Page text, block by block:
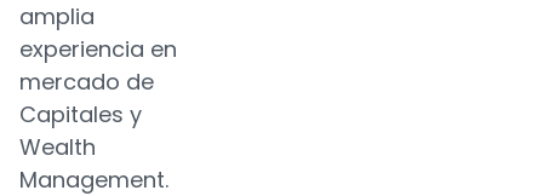
amplia
experiencia en
mercado de
Capitales y
Wealth
Management.